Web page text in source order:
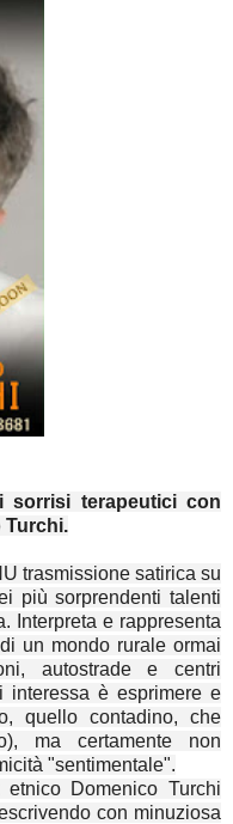
sorrisi terapeutici con
Turchi.
trasmissione satirica su
più sorprendenti talenti
Interpreta e rappresenta
un mondo rurale ormai
autostrade e centri
interessa è esprimere e
quello contadino, che
ma certamente non
"sentimentale".
Domenico Turchi
con minuziosa